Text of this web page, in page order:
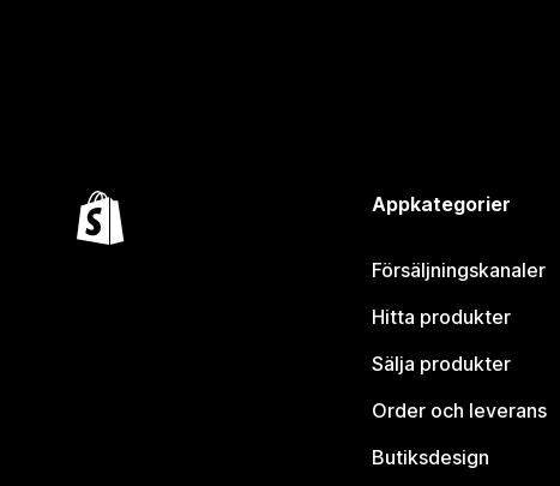
Appkategorier
Försäljningskanaler
Hitta produkter
Sälja produkter
Order och leverans
Butiksdesign